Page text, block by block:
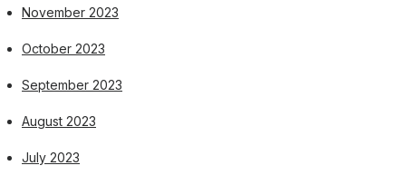
November 2023
October 2023
September 2023
August 2023
July 2023